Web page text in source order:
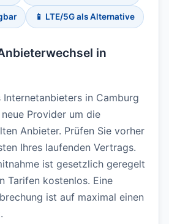
📱 LTE/5G als Alternative
in
Internetanbieters in Camburg
Provider um die
Anbieter. Prüfen Sie vorher
Ihres laufenden Vertrags.
ist gesetzlich geregelt
Tarifen kostenlos. Eine
ist auf maximal einen